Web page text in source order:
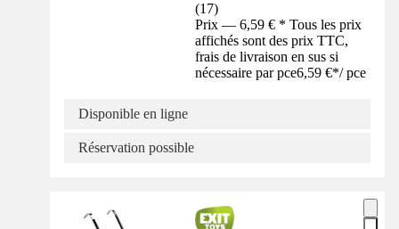
(17)
Prix — 6,59 € * Tous les prix
affichés sont des prix TTC,
frais de livraison en sus si
nécessaire par pce6,59 €*/ pce
Disponible en ligne
Réservation possible